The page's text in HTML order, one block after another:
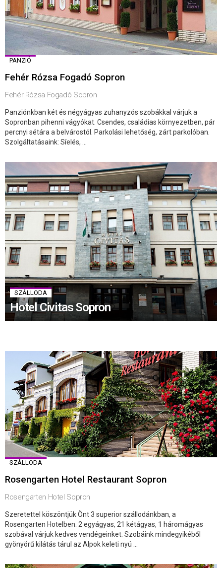
PANZIÓ
Fehér Rózsa Fogadó Sopron
Fehér Rózsa Fogadó Sopron
Panziónkban két és négyágyas zuhanyzós szobákkal várjuk a
Sopronban pihenni vágyókat. Csendes, családias környezetben, pár
percnyi sétára a belvárostól. Parkolási lehetőség, zárt parkolóban.
Szolgáltatásaink: Síelés, ...
SZÁLLODA
Hotel Civitas Sopron
SZÁLLODA
Rosengarten Hotel Restaurant Sopron
Rosengarten Hotel Sopron
Szeretettel köszöntjük Önt 3 superior szállodánkban, a
Rosengarten Hotelben. 2 egyágyas, 21 kétágyas, 1 háromágyas
szobával várjuk kedves vendégeinket. Szobáink mindegyikéből
gyönyörű kilátás tárul az Alpok keleti nyú ...